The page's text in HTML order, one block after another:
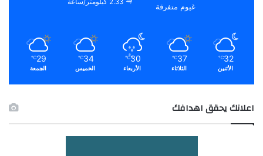
غيوم متفرقة
32
℃
الأثنين
37
℃
الثلاثاء
30
℃
الأربعاء
34
℃
الخميس
29
℃
الجمعة
اعلانك يحقق اهدافك